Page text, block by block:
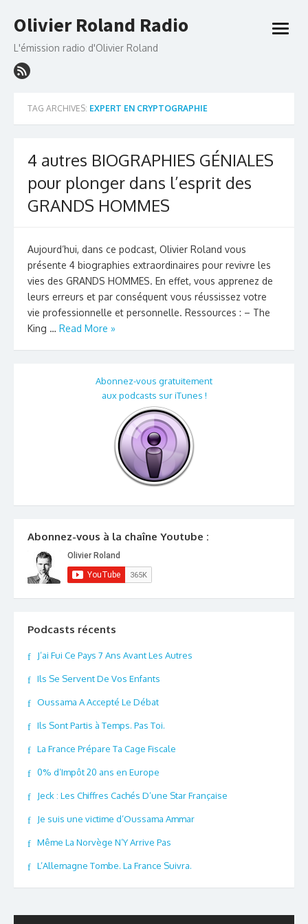
to
Olivier Roland Radio
L'émission radio d'Olivier Roland
open
TAG ARCHIVES: EXPERT EN CRYPTOGRAPHIE
4 autres BIOGRAPHIES GÉNIALES
pour plonger dans l’esprit des
GRANDS HOMMES
Aujourd’hui, dans ce podcast, Olivier Roland vous
présente 4 biographies extraordinaires pour revivre les
vies des GRANDS HOMMES. En effet, vous apprenez de
leurs erreurs et par conséquent vous réussissez votre
vie professionnelle et personnelle. Ressources : – The
King … Read More »
Abonnez-vous gratuitement
aux podcasts sur iTunes !
Abonnez-vous à la chaîne Youtube :
Podcasts récents
J’ai Fui Ce Pays 7 Ans Avant Les Autres
Ils Se Servent De Vos Enfants
Oussama A Accepté Le Débat
Ils Sont Partis à Temps. Pas Toi.
La France Prépare Ta Cage Fiscale
0% d’Impôt 20 ans en Europe
Jeck : Les Chiffres Cachés D’une Star Française
Je suis une victime d’Oussama Ammar
Même La Norvège N’Y Arrive Pas
L’Allemagne Tombe. La France Suivra.